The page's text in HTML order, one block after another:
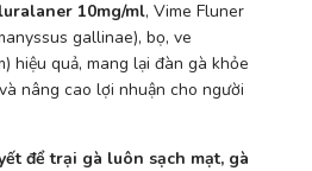
10mg/ml, Vime Fluner
gallinae), bọ, ve
hiệu quả, mang lại đàn gà khỏe
nâng cao lợi nhuận cho người
để trại gà luôn sạch mạt, gà